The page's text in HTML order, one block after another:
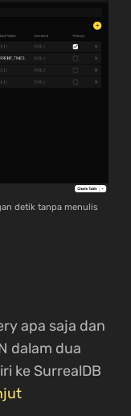
detik tanpa menulis
apa saja dan
dalam dua
ke SurrealDB